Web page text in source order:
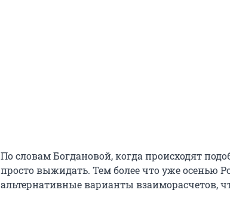
По словам Богдановой, когда происходят
просто выжидать. Тем более что уже осенью
альтернативные варианты взаиморасчетов,